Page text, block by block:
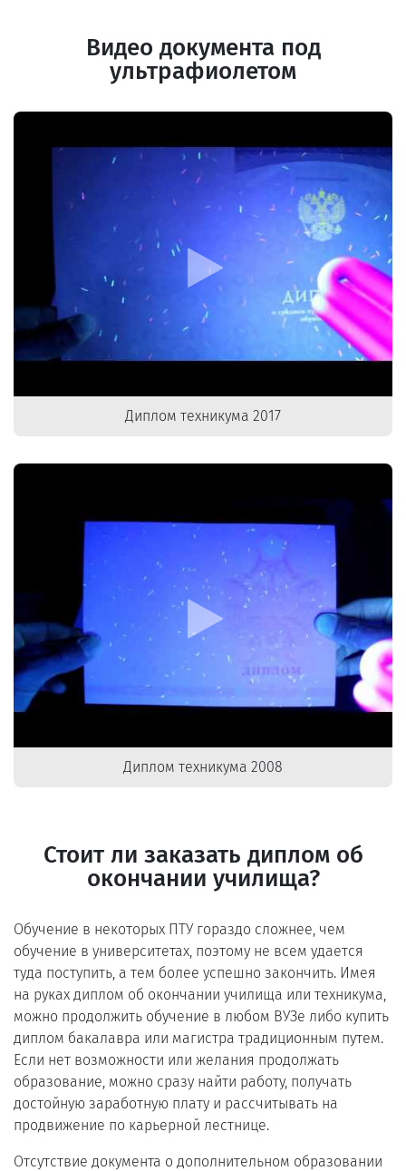
Видео документа под
ультрафиолетом
Диплом техникума 2017
Диплом техникума 2008
Стоит ли заказать диплом об
окончании училища?
Обучение в некоторых ПТУ гораздо сложнее, чем
обучение в университетах, поэтому не всем удается
туда поступить, а тем более успешно закончить. Имея
на руках диплом об окончании училища или техникума,
можно продолжить обучение в любом ВУЗе либо купить
диплом бакалавра или магистра традиционным путем.
Если нет возможности или желания продолжать
образование, можно сразу найти работу, получать
достойную заработную плату и рассчитывать на
продвижение по карьерной лестнице.
Отсутствие документа о дополнительном образовании